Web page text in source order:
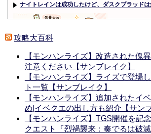
ナイトレインは成功したけど、ダスクブラッド
Powered by livedoor 相互RSS
攻略大百科
【モンハンライズ】改造された傀
注意ください【サンブレイク】
【モンハンライズ】ライズで登場
ト一覧【サンブレイク】
【モンハンライズ】追加されたイ
め|イベクエの出し方も紹介【サン
【モンハンライズ】TGS開催を記
クエスト『烈禍襲来：奏でるは破